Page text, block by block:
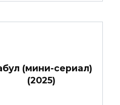
(мини-сериал)
(2025)